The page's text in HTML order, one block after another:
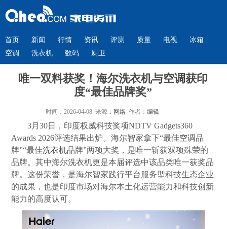
首页 新闻 行情 资讯 评测 质量 电视
冰箱
空调
洗衣机 数码 厨卫
唯一双料获奖！海尔洗衣机与空调获印
度“最佳品牌奖”
时间：2026-04-08 来源： 网络作者： 编辑
3月30日，印度权威科技奖项NDTV Gadgets360
Awards 2026评选结果出炉。海尔智家拿下“最佳空调品
牌”“最佳洗衣机品牌”两项大奖，是唯一斩获双项殊荣的
品牌。其中海尔洗衣机更是本届评选中该品类唯一获奖品
牌。这份荣誉，是海尔智家践行平台服务型科技生态企业
的成果，也是印度市场对海尔本土化运营能力和科技创新
能力的高度认可。